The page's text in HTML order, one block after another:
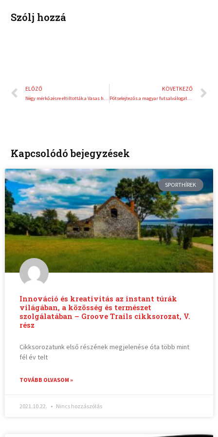
Szólj hozzá
Előző
ELŐZŐ
Négy mérkőzésre eltiltották a Vasas hátvédjét
KÖVETKEZŐ
Pótselejtezős a magyar futsalválogatott
Kapcsolódó bejegyzések
SPORTHÍREK
Innováció és kreativitás az instant túrák
világában, a közösség és természet
szolgálatában – Groove Trails cikksorozat, V.
rész
Cikksorozatunk első részének megjelenése óta több mint
fél év telt
TOVÁBB OLVASOM »
2021.10.22. Nincs hozzászólás